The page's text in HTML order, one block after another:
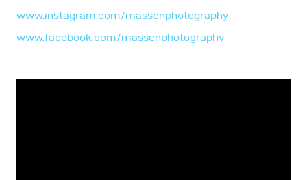
www.instagram.com/massenphotography
www.facebook.com/massenphotography